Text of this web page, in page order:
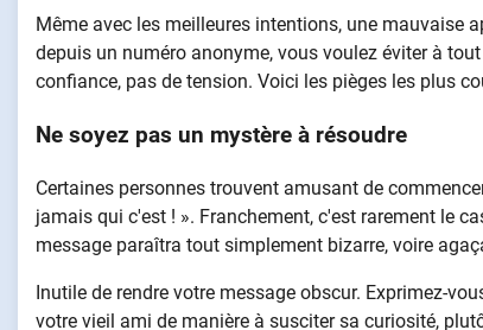
Même avec les meilleures intentions, une mauvaise
depuis un numéro anonyme, vous voulez éviter à
confiance, pas de tension. Voici les pièges les plus
Ne soyez pas un mystère à résoudre
Certaines personnes trouvent amusant de
jamais qui c'est ! ». Franchement, c'est rarement le
message paraîtra tout simplement bizarre, voire
Inutile de rendre votre message obscur. Exprimez-
votre vieil ami de manière à susciter sa curiosité,